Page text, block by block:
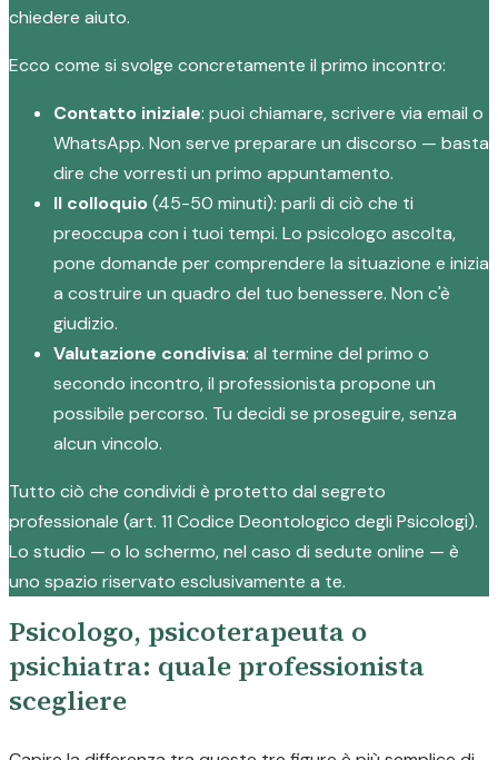
chiedere aiuto.
Ecco come si svolge concretamente il primo incontro:
Contatto iniziale: puoi chiamare, scrivere via email o
WhatsApp. Non serve preparare un discorso — basta
dire che vorresti un primo appuntamento.
Il colloquio(45-50 minuti): parli di ciò che ti
preoccupa con i tuoi tempi. Lo psicologo ascolta,
pone domande per comprendere la situazione e inizia
a costruire un quadro del tuo benessere. Non c'è
giudizio.
Valutazione condivisa: al termine del primo o
secondo incontro, il professionista propone un
possibile percorso. Tu decidi se proseguire, senza
alcun vincolo.
Tutto ciò che condividi è protetto dal segreto
professionale (art. 11 Codice Deontologico degli Psicologi).
Lo studio — o lo schermo, nel caso di sedute online — è
uno spazio riservato esclusivamente a te.
Psicologo, psicoterapeuta o
psichiatra: quale professionista
scegliere